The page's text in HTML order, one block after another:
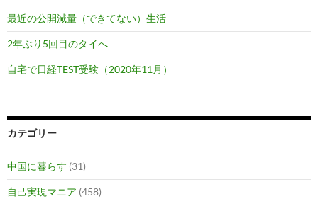
最近の公開減量（できてない）生活
2年ぶり5回目のタイへ
自宅で日経TEST受験（2020年11月）
カテゴリー
中国に暮らす (31)
自己実現マニア (458)